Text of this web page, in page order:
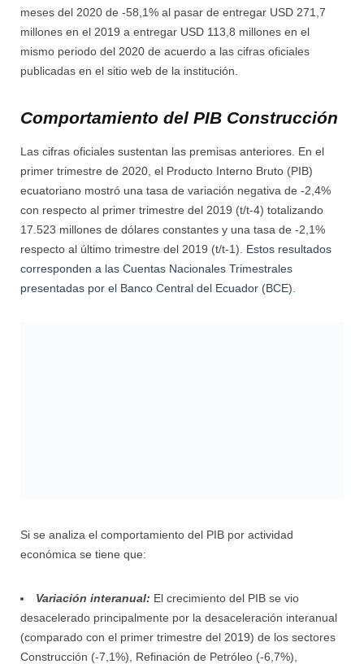
meses del 2020 de -58,1% al pasar de entregar USD 271,7
millones en el 2019 a entregar USD 113,8 millones en el
mismo periodo del 2020 de acuerdo a las cifras oficiales
publicadas en el sitio web de la institución.
Comportamiento del PIB Construcción
Las cifras oficiales sustentan las premisas anteriores. En el
primer trimestre de 2020, el Producto Interno Bruto (PIB)
ecuatoriano mostró una tasa de variación negativa de -2,4%
con respecto al primer trimestre del 2019 (t/t-4) totalizando
17.523 millones de dólares constantes y una tasa de -2,1%
respecto al último trimestre del 2019 (t/t-1). Estos resultados
corresponden a las Cuentas Nacionales Trimestrales
presentadas por el Banco Central del Ecuador (BCE).
Si se analiza el comportamiento del PIB por actividad
económica se tiene que:
Variación interanual: El crecimiento del PIB se vio
desacelerado principalmente por la desaceleración interanual
(comparado con el primer trimestre del 2019) de los sectores
Construcción (-7,1%), Refinación de Petróleo (-6,7%),